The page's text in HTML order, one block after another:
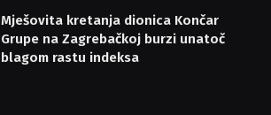
Mješovita kretanja dionica Končar
Grupe na Zagrebačkoj burzi unatoč
blagom rastu indeksa